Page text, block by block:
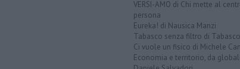
VERSI-AMO di Chi mette al
persona
Eureka! di Nausica Manzi
Tabasco senza filtro di
Ci vuole un fisico di Michele
Economia e territorio, da